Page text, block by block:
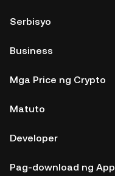
Serbisyo
Business
Mga Price ng Crypto
Matuto
Developer
Pag-download ng App